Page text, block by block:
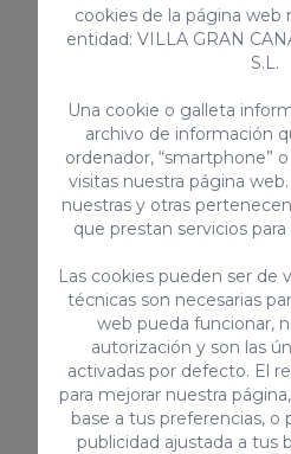
actividades que puedan
huéspedes están
No está permitido
huéspedes confirmados
previa.
Prohibido fumar en el
Solo se permite fumar en
exteriores.
Recomendamos
desperfecto existente en
in.
El incumplimiento de las
conllevar la pérdida de la
cookies de la página web
entidad: VILLA GRAN
S.L.
Una cookie o galleta
archivo de información
ordenador, “smartphone”
visitas nuestra página
nuestras y otras
que prestan servicios
Las cookies pueden ser de
técnicas son necesarias
web pueda funcionar,
autorización y son las
activadas por defecto. El
para mejorar nuestra
base a tus preferencias, o
publicidad ajustada a tus